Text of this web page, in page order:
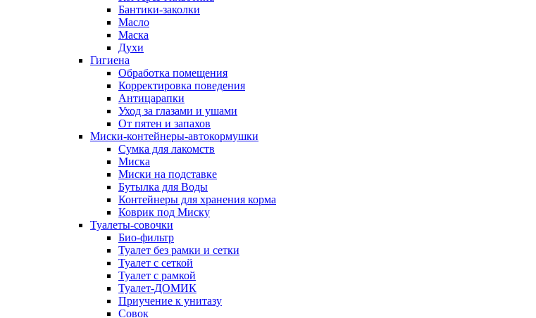
Бантики-заколки
Масло
Маска
Духи
Гигиена
Обработка помещения
Корректировка поведения
Антицарапки
Уход за глазами и ушами
От пятен и запахов
Миски-контейнеры-автокормушки
Сумка для лакомств
Миска
Миски на подставке
Бутылка для Воды
Контейнеры для хранения корма
Коврик под Миску
Туалеты-совочки
Био-фильтр
Туалет без рамки и сетки
Туалет с сеткой
Туалет с рамкой
Туалет-ДОМИК
Приучение к унитазу
Совок